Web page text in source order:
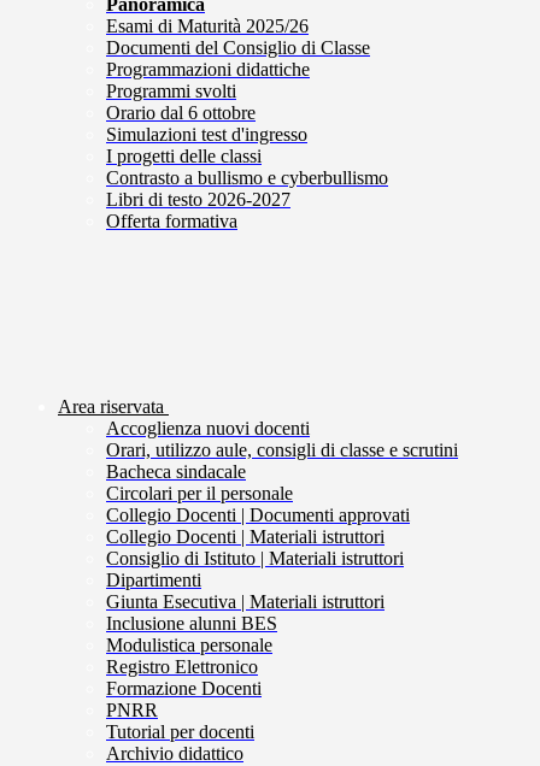
Panoramica
Esami di Maturità 2025/26
Documenti del Consiglio di Classe
Programmazioni didattiche
Programmi svolti
Orario dal 6 ottobre
Simulazioni test d'ingresso
I progetti delle classi
Contrasto a bullismo e cyberbullismo
Libri di testo 2026-2027
Offerta formativa
Area riservata
Accoglienza nuovi docenti
Orari, utilizzo aule, consigli di classe e scrutini
Bacheca sindacale
Circolari per il personale
Collegio Docenti | Documenti approvati
Collegio Docenti | Materiali istruttori
Consiglio di Istituto | Materiali istruttori
Dipartimenti
Giunta Esecutiva | Materiali istruttori
Inclusione alunni BES
Modulistica personale
Registro Elettronico
Formazione Docenti
PNRR
Tutorial per docenti
Archivio didattico